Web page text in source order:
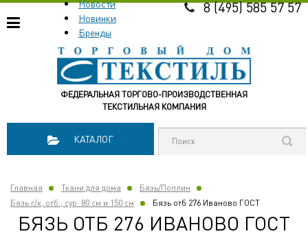
ФЕДЕРАЛЬНАЯ ТОРГОВО-ПРОИЗВОДСТВЕННАЯ
ТЕКСТИЛЬНАЯ КОМПАНИЯ
Новости
Новинки
Бренды
8 (495) 585 57 57
КАТАЛОГ
Главная Ткани для дома
Бязь/Поплин
Бязь г/к, отб., сур. 80 см и 150 см
Бязь отб 276 Иваново ГОСТ
БЯЗЬ ОТБ 276 ИВАНОВО ГОСТ